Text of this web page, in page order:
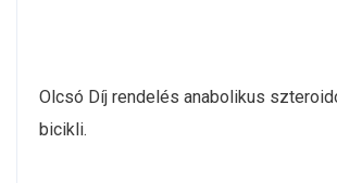
Olcsó Díj rendelés anabolikus
bicikli.